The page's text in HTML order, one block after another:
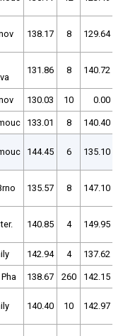
138.17 8 129.64
131.86 8 140.72
130.03 10 0.00
133.01 8 140.40
144.45 6 135.10
135.57 8 147.10
140.85 4 149.95
142.94 4 137.62
Pha 138.67 260 142.15
140.40 10 142.97